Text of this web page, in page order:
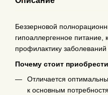
Беззерновой
гипоаллергенное
профилактику
Почему стоит
Отличается
к основным